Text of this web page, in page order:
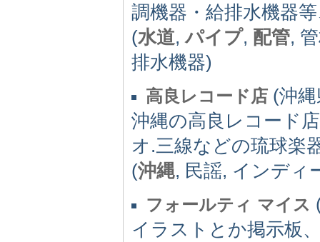
調機器・給排水機器
(水道,パイプ, 配管,
排水機器)
高良レコード店 (沖
沖縄の高良レコード
オ.三線などの琉球楽
(沖縄, 民謡, インディ
フォールティ マイス
イラストとか掲示板